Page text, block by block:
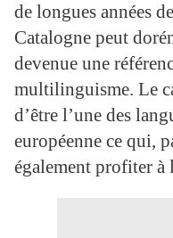
de longues années
Catalogne peut
devenue une
multilinguisme. Le
d’être l’une des
européenne ce qui,
également profiter à